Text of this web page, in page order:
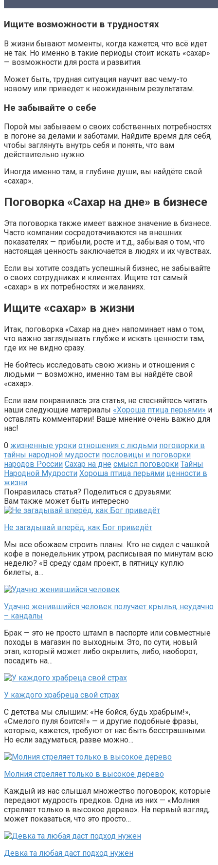
Ищите возможности в трудностях
В жизни бывают моменты, когда кажется, что всё идет
не так. Но именно в такие периоды стоит искать «сахар»
— возможности для роста и развития.
Может быть, трудная ситуация научит вас чему-то
новому или приведет к неожиданным результатам.
Не забывайте о себе
Порой мы забываем о своих собственных потребностях
в погоне за делами и заботами. Найдите время для себя,
чтобы заглянуть внутрь себя и понять, что вам
действительно нужно.
Иногда именно там, в глубине души, вы найдёте свой
«сахар».
Поговорка «Сахар на дне» в бизнесе
Эта поговорка также имеет важное значение в бизнесе.
Часто компании сосредотачиваются на внешних
показателях — прибыли, росте и т.д., забывая о том, что
настоящая ценность заключается в людях и их чувствах.
Если вы хотите создать успешный бизнес, не забывайте
о своих сотрудниках и клиентах. Ищите тот самый
«сахар» в их потребностях и желаниях.
Ищите «сахар» в жизни
Итак, поговорка «Сахар на дне» напоминает нам о том,
что важно заглядывать глубже и искать ценности там,
где их не видно сразу.
Не бойтесь исследовать свою жизнь и отношения с
людьми — возможно, именно там вы найдёте свой
«сахар».
Если вам понравилась эта статья, не стесняйтесь читать
наши следующие материалы «Хороша птица перьями» и
оставлять комментарии! Ваше мнение очень важно для
нас!
0 жизненные уроки отношения с людьми поговорки в
тайны народной мудрости пословицы и поговорки
народов России Сахар на дне смысл поговорки Тайны
Народной Мудрости Хороша птица перьями ценности в
жизни
Понравилась статья? Поделиться с друзьями:
Вам также может быть интересно
Не загадывай вперёд, как Бог приведёт
Мы все обожаем строить планы. Кто не сидел с чашкой
кофе в понедельник утром, расписывая по минутам всю
неделю? «В среду сдам проект, в пятницу куплю
билеты, а…
Удачно женившийся человек получает крылья, неудачно
– кандалы
Брак — это не просто штамп в паспорте или совместные
походы в магазин по выходным. Это, по сути, новый
этап, который может либо окрылить, либо, наоборот,
посадить на…
У каждого храбреца свой страх
С детства мы слышим: «Не бойся, будь храбрым!»,
«Смелого пуля боится!» — и другие подобные фразы,
которые, кажется, требуют от нас быть бесстрашными.
Но если задуматься, разве можно…
Молния стреляет только в высокое дерево
Каждый из нас слышал множество поговорок, которые
передают мудрость предков. Одна из них — «Молния
стреляет только в высокое дерево». На первый взгляд,
может показаться, что это просто…
Девка та любая даст подход нужен